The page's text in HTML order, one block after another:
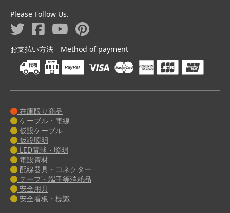
Please Follow Us.
お支払い方法 Method of payment
在庫限り商品
ケーブル・電線
仮設ケーブル
仮設照明
LED電球・照明
電設資材
配線器具・コネクター
テープ・端子等消耗品
安全用具
安全看板・標識